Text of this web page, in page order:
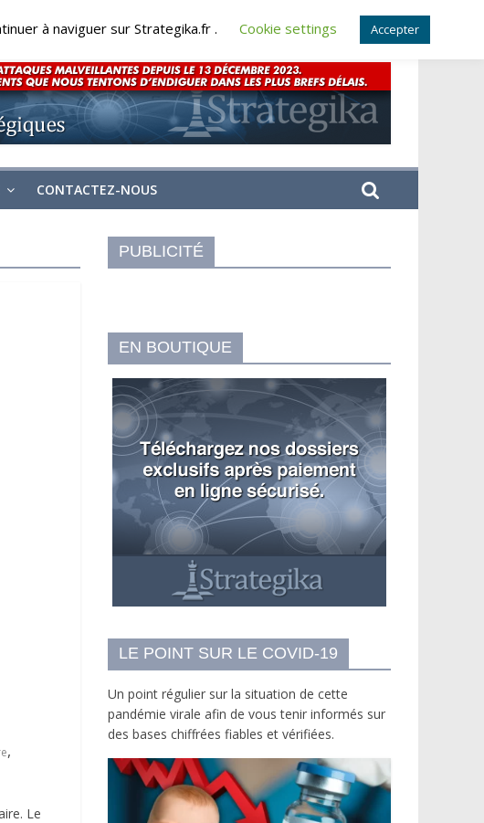
CONTACTEZ-NOUS
,
Le
PUBLICITÉ
EN BOUTIQUE
LE POINT SUR LE COVID-19
Un point régulier sur la situation de cette
pandémie virale afin de vous tenir informés sur
des bases chiffrées fiables et vérifiées.
à naviguer sur Strategika.fr . Cookie settings Accepter